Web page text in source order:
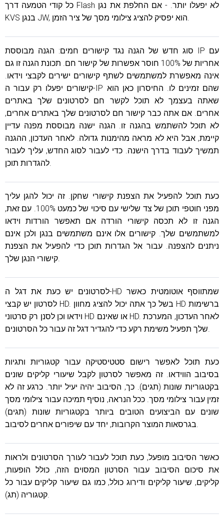
כל קודי הטמעה דרך Flash לא יפעלו יותר. - אם החלפת את נגן
KVS בנגן JW, הוא יפסיק להציג צילומי מסך של ציר הזמן.
סוג חדש של הגנה נגד קישורים חמים: הגנה מבוססת IP עם
אחריות של 100% חוסר אפשרות של קישור חם. תכונת הגנה זו גם
אינה מאפשרת למשתמשים לשתף קישורים ישירים לקבצי וידאו.
קישורים יפעלו רק עבור ה-IP שהם זמינים לו. החיסרון כאן הוא
שאתה בעצמך לא תוכל לקשר חם לסרטונים שלך באתרים
אחרים. אם אתה כבר קישור חם לסרטונים שלך באתרים אחרים,
לא תוכל להשתמש בהגנה זו. הגנה ישנה מבוססת מפנה עדיין
קיימת, אבל היא לא מראה מהימנות גדולה. לאחר העדכון, ההגנה
תמשיך לעבוד בדרך הישנה. כדי לעבור לסוג החדש, עליך לעבור
להגדרות תוכן.
כעת תוכל להפעיל את הצפנת קישורי שחקן. זה יכול להגן עליך
מפני חוטפי תוכן של צד שלישי עם סיכוי של כמעט 100%. עם זאת,
הגנה זו לא תכסה קישורי הורדה אם תאפשר הורדות וידאו
למשתמשים שלך. קישורים אלו אינם משתמשים בנגן ולכן אינם
ניתנים להצפנה. עבור אל הגדרות תוכן כדי להפעיל את הצפנת
קישורי הנגן שלך.
לסרטונים יש כעת את דגל ה-HD שמתווסף אוטומטית כאשר
לסרטון יש קבצי HD. בשל כך אתה יכול להציג מחוון HD ברשימות
וידאו וכן לסנן רק סרטוני HD או שאינם HD. לאחר העדכון, המערכת
שלך תפעיל משימת רקע כדי להגדיר דגל זה עבור כל הסרטונים.
כעת תוכל לאפשר רישום סטטיסטיקה עבור קטגוריות ותגיות
בסיבוב הווידאו. זה מאפשר לסרטון לקבל שיעורי קליקים שונים
בקטגוריות שונות (תגים). כך, הסיבוב יהיה יעיל יותר. כרגע זה לא
זמין עבור צילומי מסך. ככל הנראה, נוסיף תמיכה עבור צילומי מסך
שונים עם הביצועים הטובים ביותר בקטגוריות שונות (תגים)
בגרסאות המוצר הקרובות, יחד עם שיפורים אחרים לסיבוב.
כאשר הסיבוב מופעל, כעת תוכל לעבור לעורך הסרטונים ולראות
את סיכום הסיבוב עבור הסרטון המסוים הזה, כולל הופעות,
קליקים, שיעור קליקים ודירוג כולל, כמו גם שיעור קליקים עבור כל
קטגוריה (תג).